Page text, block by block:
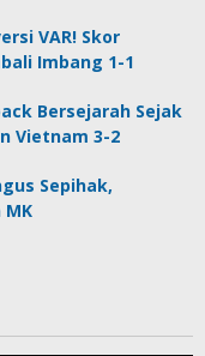
VAR! Skor
Imbang 1-1
Bersejarah Sejak
Vietnam 3-2
Sepihak,